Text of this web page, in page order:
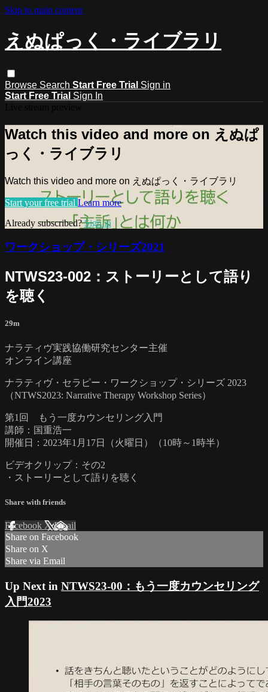
Skip to main content
えぬぱっく・ライブラリ
Browse Search Start Free Trial Sign in
Start Free Trial Sign In
Watch this video and more on えぬぱ
っく・ライブラリ
Watch this video and more on えぬぱっく・ライブラリ
Start your free trial Learn more
Already subscribed?Sign in
ワークショップ・シリーズ2021
NTWS23-002：ストーリーとして語り
を聴く
29m
ナラティヴ実践協働研究センター主催
オンライン講座
ナラティヴ・セラピー・ワークショップ・シリーズ 2023
（NTWS2023: Narrative Therapy Workshop Series）
第1回 もう一度カウンセリング入門
講師：国重浩一
開催日：2023年1月17日（火曜日）（10時～1時半）
ビデオクリップ：その2
・ストーリーとして語りを聴く
Share with friends
Facebook XEmail
Share on Facebook
Share on X
Share via Email
Up Next in NTWS23-00：もう一度カウンセリング
入門2023